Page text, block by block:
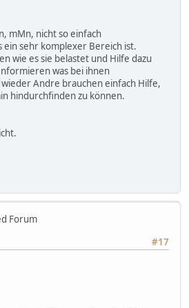
mMn, nicht so einfach
ein sehr komplexer Bereich ist.
wie es sie belastet und Hilfe dazu
was bei ihnen
Andre brauchen einfach Hilfe,
hindurchfinden zu können.
Forum
#17